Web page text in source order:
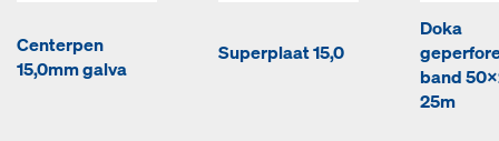
Centerpen
15,0mm galva
Superplaat 15,0
Doka
band
25m